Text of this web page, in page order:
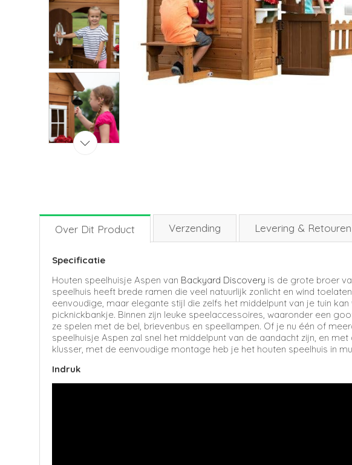
Over Dit Product Verzending Levering & Retouren
Specificatie
Houten speelhuisje Aspen van Backyard Discovery is de grote broer
speelhuis heeft brede ramen die veel natuurlijk zonlicht en wind
eenvoudige, maar elegante stijl die zelfs het middelpunt van je tuin
picknickbankje. Binnen zijn leuke speelaccessoires, waaronder een
ze spelen met de bel, brievenbus en speellampen. Of je nu één of
speelhuisje Aspen zal snel het middelpunt van de aandacht zijn, en
klusser, met de eenvoudige montage heb je het houten speelhuis in
Indruk